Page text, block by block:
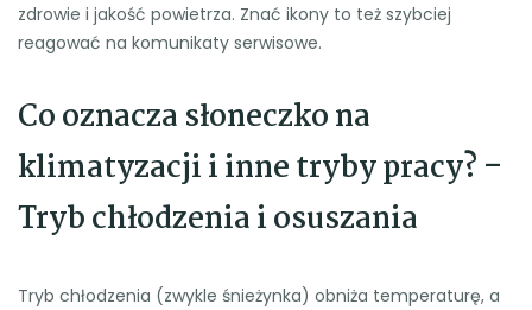
zdrowie i jakość powietrza. Znać ikony to też szybciej
reagować na komunikaty serwisowe.
Co oznacza słoneczko na
klimatyzacji i inne tryby pracy? –
Tryb chłodzenia i osuszania
Tryb chłodzenia (zwykle śnieżynka) obniża temperaturę, a